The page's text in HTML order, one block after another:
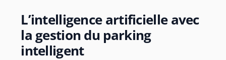
L’intelligence artificielle avec
la gestion du parking
intelligent